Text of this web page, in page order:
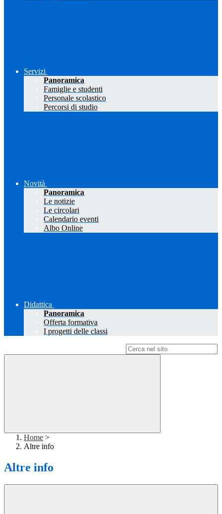
Servizi
Panoramica
Famiglie e studenti
Personale scolastico
Percorsi di studio
Novità
Panoramica
Le notizie
Le circolari
Calendario eventi
Albo Online
Didattica
Panoramica
Offerta formativa
I progetti delle classi
Home >
Altre info
Altre info